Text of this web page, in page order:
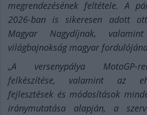
megrendezésének feltétele. A
2026-ban is sikeresen adott
Magyar Nagydíjnak,
világbajnokság magyar
„A versenypálya MotoGP-
felkészítése, valamint az
fejlesztések és módosítások
iránymutatása alapján, a